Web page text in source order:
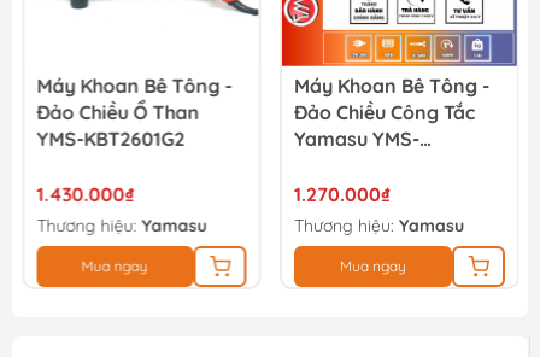
Tông -
Than
Máy Khoan Bê Tông -
Đảo Chiều Công Tắc
Yamasu YMS-
Thương hiệu: Yamasu
Mua ngay
Máy Đục Bê
30mm
95A
Thương hiệu:
Mua ngay